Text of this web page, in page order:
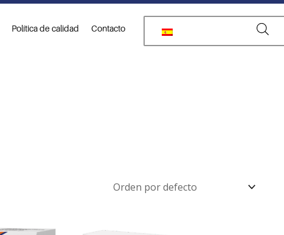
Política de calidad Contacto